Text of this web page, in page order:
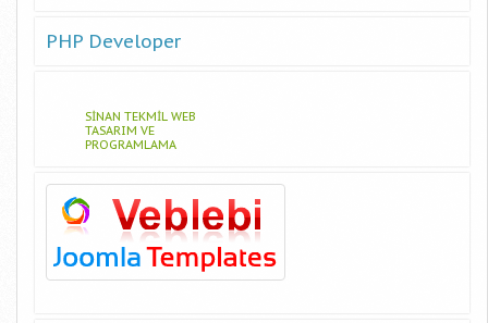
PHP Developer
SINAN TEKMIL WEB
TASARIM VE
PROGRAMLAMA